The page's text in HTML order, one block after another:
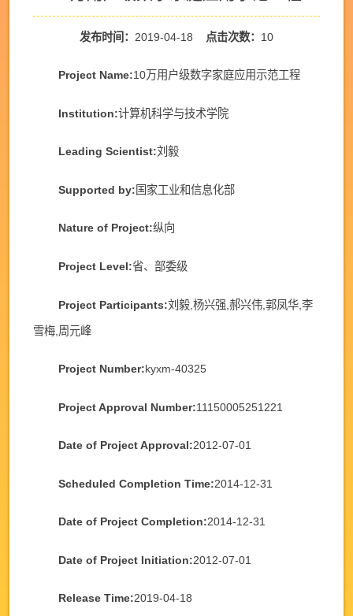
发布时间： 2019-04-18 点击次数： 10
Project Name:10万用户级数字家庭应用示范工程
Institution:计算机科学与技术学院
Leading Scientist:刘毅
Supported by: 国家工业和信息化部
Nature of Project:纵向
Project Level:省、部委级
Project Participants:刘毅,杨兴强,郝兴伟,郭凤华,李
雪梅,周元峰
Project Number:kyxm-40325
Project Approval Number:11150005251221
Date of Project Approval:2012-07-01
Scheduled Completion Time:2014-12-31
Date of Project Completion:2014-12-31
Date of Project Initiation:2012-07-01
Release Time:2019-04-18